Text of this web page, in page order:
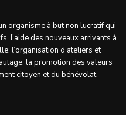
organisme à but non lucratif qui
l’aide des nouveaux arrivants à
l’organisation d’ateliers et
la promotion des valeurs
citoyen et du bénévolat.